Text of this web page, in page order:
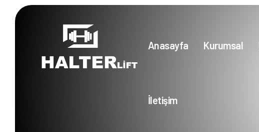
Anasayfa Kurumsal
İletişim